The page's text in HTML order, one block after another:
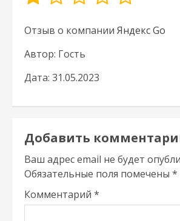
Отзыв о компании Яндекс Go
Автор: Гость
Дата: 31.05.2023
Добавить
Ваш адрес email не будет
Обязательные поля помечены *
Комментарий *